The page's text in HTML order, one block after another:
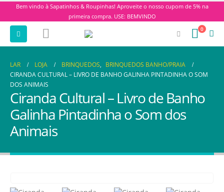
Bem vindo à Sapatinhos & Roupinhas! Aproveite o nosso cupom de 5% na
primeira compra. USE: BEMVINDO
0
LAR LOJA BRINQUEDOS, BRINQUEDOS BANHO/PRAIA
CIRANDA CULTURAL – LIVRO DE BANHO GALINHA PINTADINHA O SOM
DOS ANIMAIS
Ciranda Cultural – Livro de Banho
Galinha Pintadinha o Som dos
Animais